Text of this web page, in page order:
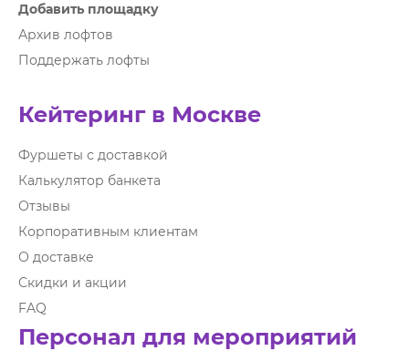
Добавить площадку
Архив лофтов
Поддержать лофты
Кейтеринг в Москве
Фуршеты с доставкой
Калькулятор банкета
Отзывы
Корпоративным клиентам
О доставке
Скидки и акции
FAQ
Персонал для мероприятий